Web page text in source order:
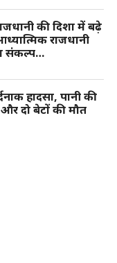
की दिशा में बढ़े
राजधानी
संकल्प…
हादसा, पानी की
दो बेटों की मौत